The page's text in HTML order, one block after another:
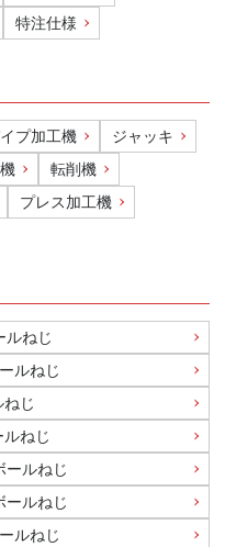
特注仕様
プ加工機
ジャッキ
転削機
プレス加工機
ルねじ
ルねじ
ねじ
ねじ
ールねじ
ールねじ
ルねじ